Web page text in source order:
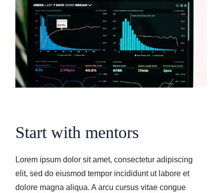
Start with mentors
Lorem ipsum dolor sit amet, consectetur adipiscing
elit, sed do eiusmod tempor incididunt ut labore et
dolore magna aliqua. A arcu cursus vitae congue